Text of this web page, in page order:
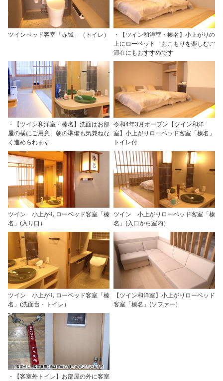
ツインベッド客室「赤城」（トイレ）
・【ツイン和洋室・榛名】小上がりの
上にローベッド おこもりを楽しむご
滞在にもおすすめです
・【ツイン和洋室・榛名】洗面はお部
屋の横にご用意 朝の準備も気兼ねな
く進められます
令和4年3月オープン【ツイン和洋
室】小上がりローベッド客室「榛名」
トイレ付
ツイン 小上がりローベッド客室「榛
名」(入り口）
ツイン 小上がりローベッド客室「榛
名」(入口から室内）
ツイン 小上がりローベッド客室「榛
名」(洗面台・トイレ）
【ツイン和洋室】小上がりローベッド
客室「榛名」(ソファー）
・【客室外トイレ】お部屋の外に客室